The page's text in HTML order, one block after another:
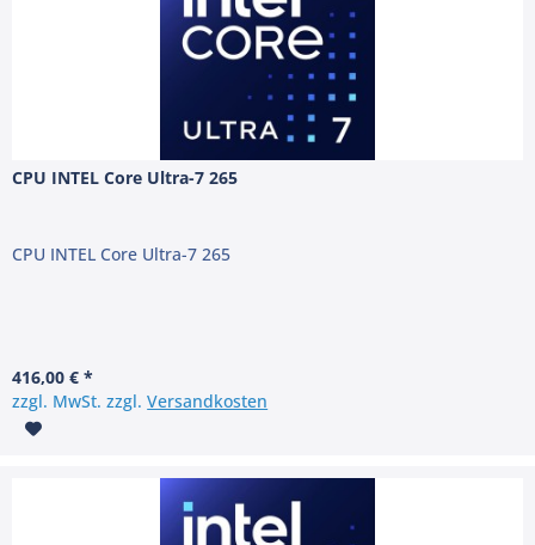
CPU INTEL Core Ultra-7 265
CPU INTEL Core Ultra-7 265
416,00 € *
zzgl. MwSt. zzgl.Versandkosten